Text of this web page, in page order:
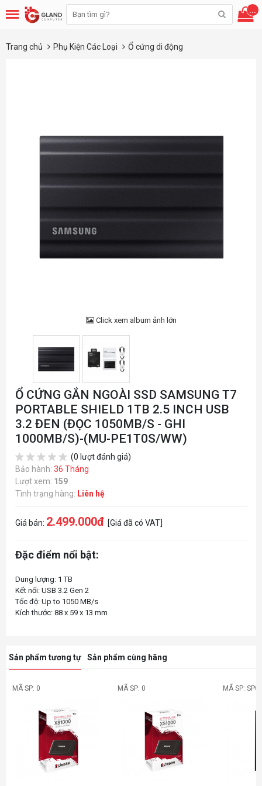
...
Trang chủ Phụ Kiện Các Loại Ổ cứng di động
Click xem album ảnh lớn
Ổ CỨNG GẮN NGOÀI SSD SAMSUNG T7
PORTABLE SHIELD 1TB 2.5 INCH USB
3.2 ĐEN (ĐỌC 1050MB/S - GHI
1000MB/S)-(MU-PE1T0S/WW)
(0 lượt đánh giá)
Bảo hành: 36 Tháng
Lượt xem: 159
Tình trạng hàng: Liên hệ
Giá bán: 2.499.000đ [Giá đã có VAT]
Đặc điểm nổi bật:
Dung lượng: 1 TB
Kết nối: USB 3.2 Gen 2
Tốc độ: Up to 1050 MB/s
Sản phẩm tương tự Sản phẩm cùng hãng
MÃ SP: 0 MÃ SP: 0 MÃ SP: